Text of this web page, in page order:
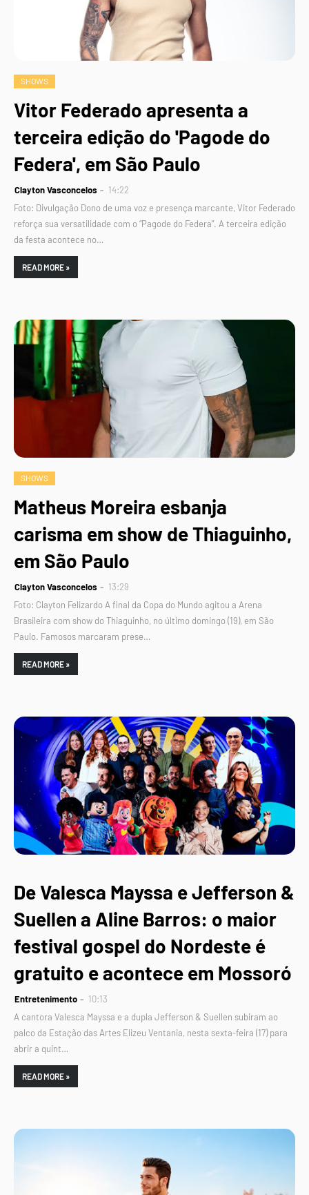
SHOWS
Vitor Federado apresenta a
terceira edição do 'Pagode do
Federa', em São Paulo
Clayton Vasconcelos
14:22
Foto: Divulgação Dono de uma voz e presença marcante, Vitor Federado
reforça sua versatilidade com o “Pagode do Federa”. A terceira edição
da festa acontece no…
READ MORE »
SHOWS
Matheus Moreira esbanja
carisma em show de Thiaguinho,
em São Paulo
Clayton Vasconcelos
13:29
Foto: Clayton Felizardo A final da Copa do Mundo agitou a Arena
Brasileira com show do Thiaguinho, no último domingo (19), em São
Paulo. Famosos marcaram prese…
READ MORE »
De Valesca Mayssa e Jefferson &
Suellen a Aline Barros: o maior
festival gospel do Nordeste é
gratuito e acontece em Mossoró
Entretenimento
10:13
A cantora Valesca Mayssa e a dupla Jefferson & Suellen subiram ao
palco da Estação das Artes Elizeu Ventania, nesta sexta-feira (17) para
abrir a quint…
READ MORE »